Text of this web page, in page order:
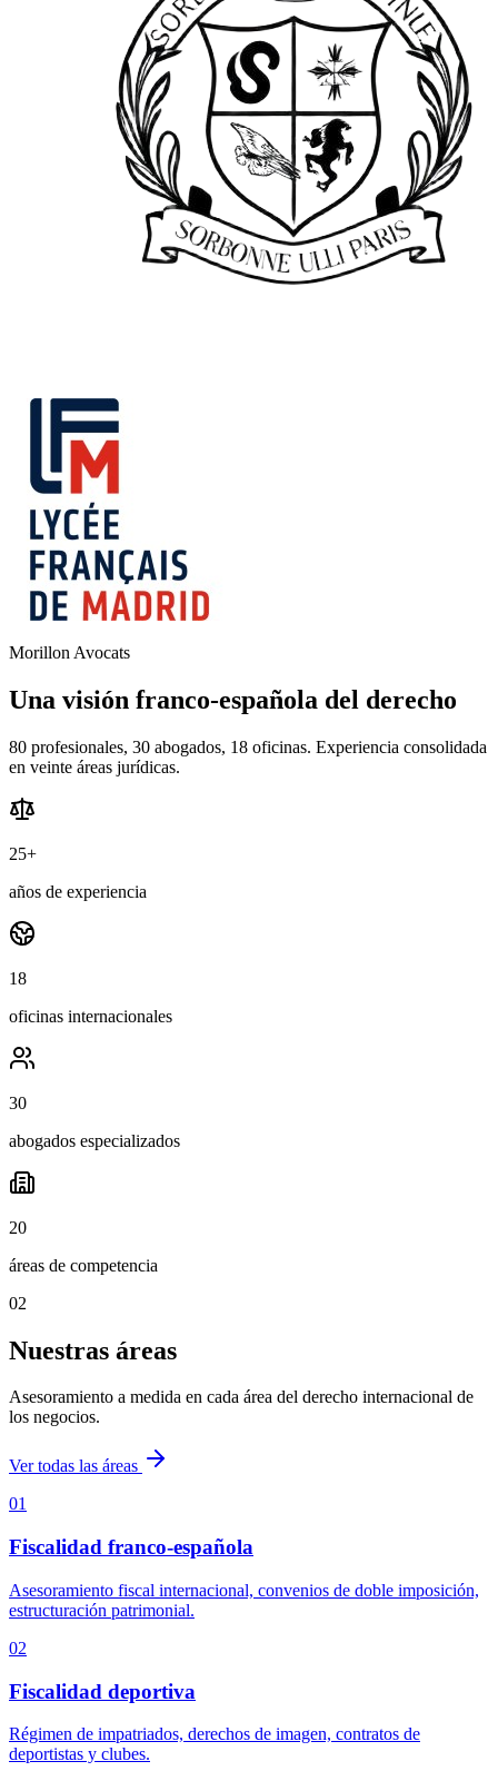
Morillon Avocats
Una visión franco-española del derecho
80 profesionales, 30 abogados, 18 oficinas. Experiencia consolidada
en veinte áreas jurídicas.
25+
años de experiencia
18
oficinas internacionales
30
abogados especializados
20
áreas de competencia
02
Nuestras áreas
Asesoramiento a medida en cada área del derecho internacional de
los negocios.
Ver todas las áreas
01
Fiscalidad franco-española
Asesoramiento fiscal internacional, convenios de doble imposición,
estructuración patrimonial.
02
Fiscalidad deportiva
Régimen de impatriados, derechos de imagen, contratos de
deportistas y clubes.